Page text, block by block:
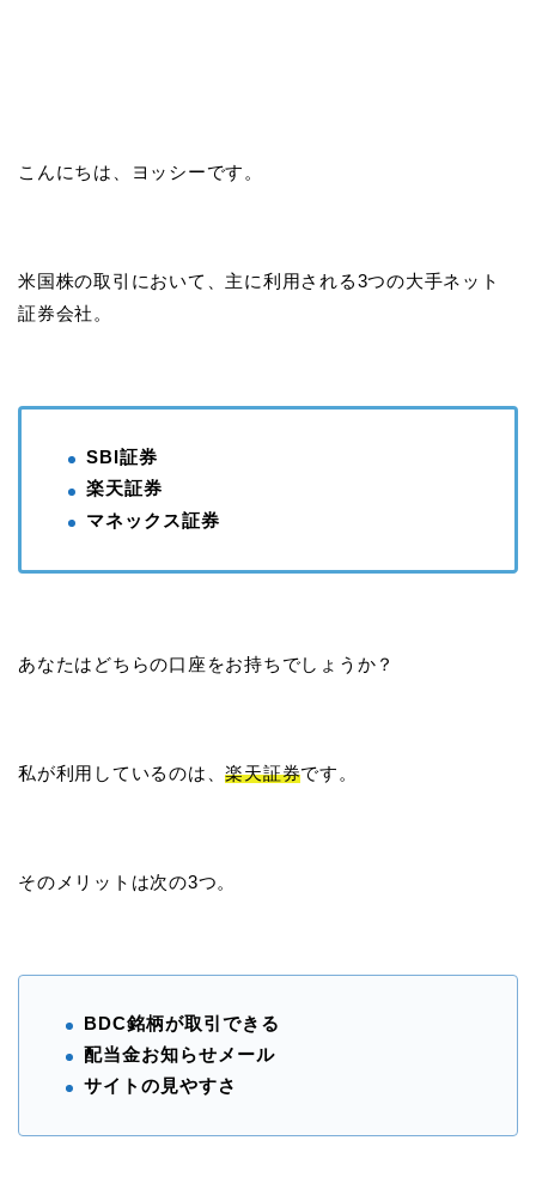
こんにちは、ヨッシーです。
米国株の取引において、主に利用される3つの大手ネット
証券会社。
SBI証券
楽天証券
マネックス証券
あなたはどちらの口座をお持ちでしょうか？
私が利用しているのは、楽天証券です。
そのメリットは次の3つ。
BDC銘柄が取引できる
配当金お知らせメール
サイトの見やすさ